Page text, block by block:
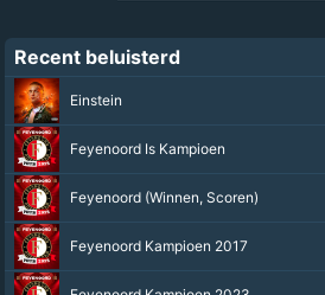
Recent beluisterd
Einstein
Feyenoord Is Kampioen
Feyenoord (Winnen, Scoren)
Feyenoord Kampioen 2017